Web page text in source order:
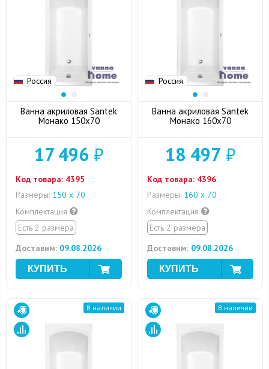
Россия
Ванна акриловая Santek
Монако 150x70
17 496 ₽
Код товара: 4395
Размеры: 150 х 70
Комплектация
Есть 2 размера
Доставим: 09.08.2026
Россия
Ванна акриловая Santek
Монако 160x70
18 497 ₽
Код товара: 4396
Размеры: 160 х 70
Комплектация
Есть 2 размера
Доставим: 09.08.2026
В наличии В наличии